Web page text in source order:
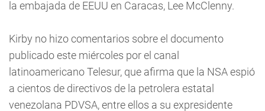
la embajada de EEUU en Caracas, Lee McClenny.
Kirby no hizo comentarios sobre el documento
publicado este miércoles por el canal
latinoamericano Telesur, que afirma que la NSA espió
a cientos de directivos de la petrolera estatal
venezolana PDVSA, entre ellos a su expresidente